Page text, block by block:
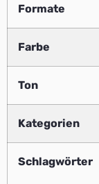
Formate
Farbe
Ton
Kategorien
Schlagwörter